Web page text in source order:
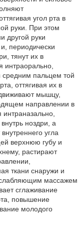
угол рта в
руки. При этом
другой руки
периодически
тянут их в
интраорально,
пальцем той
оттягивая их в
мышцу,
направлении в
интраназально,
ноздри, а
угла
верхнюю губу и
растирают
ткани снаружи и
массажем
сглаживание
повышение
молодого